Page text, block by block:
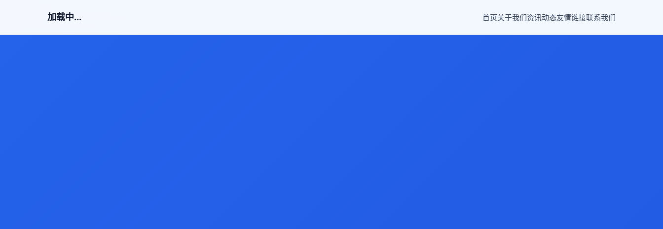
加载中... 首页关于我们资讯动态友情链接联系我们